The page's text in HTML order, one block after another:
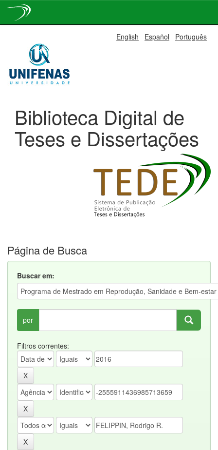
navigation
English Español Português
Biblioteca Digital de
Teses e Dissertações
Página de Busca
Buscar em:
por
Filtros correntes: